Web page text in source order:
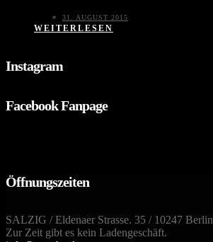
31. AUGUST 2015
WEITERLESEN
Instagram
Facebook Fanpage
Öffnungszeiten
SALZIG / Eldenaer Strasse. 35 / 10247 Berlin
Zur Zeit gibt es kein Ladengeschäft.